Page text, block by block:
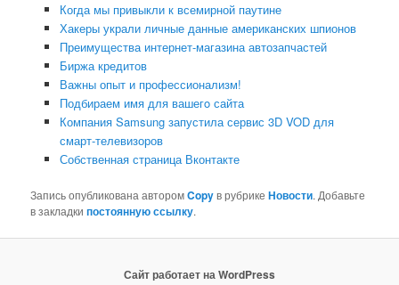
Когда мы привыкли к всемирной паутине
Хакеры украли личные данные американских шпионов
Преимущества интернет-магазина автозапчастей
Биржа кредитов
Важны опыт и профессионализм!
Подбираем имя для вашегo сайта
Компания Samsung запустила сервис 3D VOD для
смарт-телевизоров
Собственная страница Вконтакте
Запись опубликована авторомCopyв рубрикеНовости. Добавьте
в закладкипостоянную ссылку.
Сайт работает на WordPress